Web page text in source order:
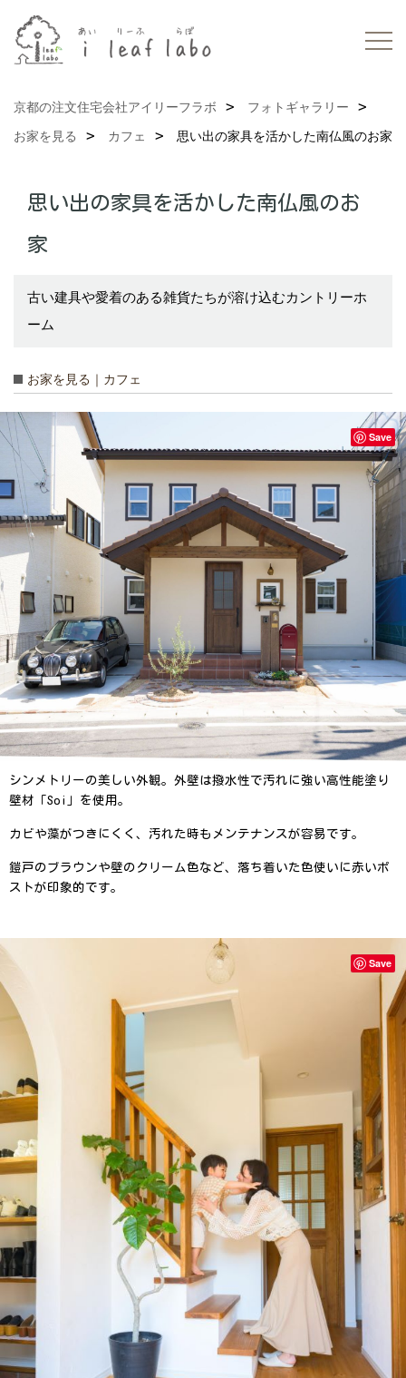
京都の注文住宅会社アイリーフラボ
フォトギャラリー
お家を見る
カフェ 思い出の家具を活かした南仏風のお家
思い出の家具を活かした南仏風のお
家
古い建具や愛着のある雑貨たちが溶け込むカントリーホ
ーム
お家を見る｜カフェ
シンメトリーの美しい外観。外壁は撥水性で汚れに強い高性能塗り
壁材「Soi」を使用。
カビや藻がつきにくく、汚れた時もメンテナンスが容易です。
鎧戸のブラウンや壁のクリーム色など、落ち着いた色使いに赤いポ
ストが印象的です。
Save
Save